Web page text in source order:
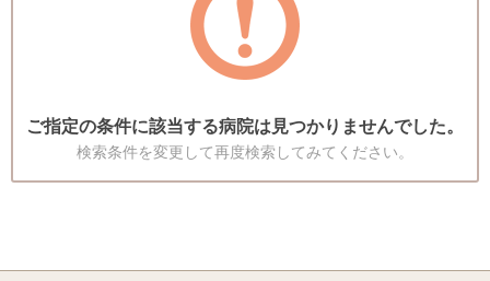
ご指定の条件に該当する病院は見つかりませんでした。
検索条件を変更して再度検索してみてください。